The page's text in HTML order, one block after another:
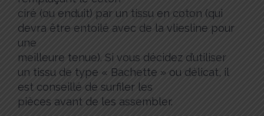
ciré (ou enduit) par un tissu en coton (qui
devra être entoilé avec de la vliesline pour
une
meilleure tenue). Si vous décidez d’utiliser
un tissu de type « Bachette » ou délicat, il
est conseillé de surfiler les
pièces avant de les assembler.